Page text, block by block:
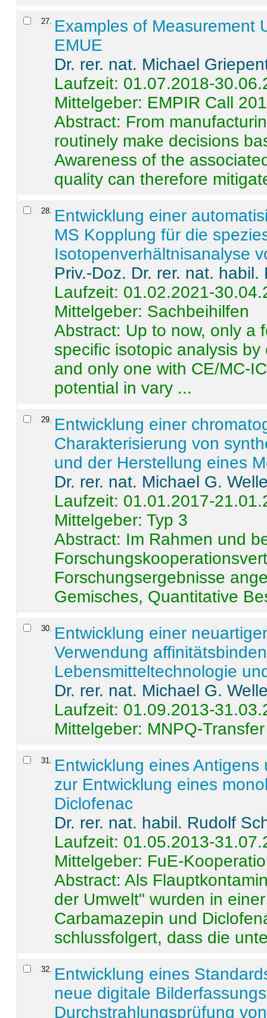
27. Examples of Measurement
EMUE
Dr. rer. nat. Michael
Laufzeit: 01.07.2018-
Mittelgeber: EMPIR Call
Abstract: From
routinely make decisions
Awareness of the
quality can therefore
28. Entwicklung einer
MS Kopplung für die
Isotopenverhältnisanalyse
Priv.-Doz. Dr. rer. nat.
Laufzeit: 01.02.2021-
Mittelgeber: Sachbeihilfen
Abstract: Up to now, only a
specific isotopic analysis
and only one with CE/MC-
potential in vary ...
29. Entwicklung einer
Charakterisierung von
und der Herstellung eines
Dr. rer. nat. Michael G.
Laufzeit: 01.01.2017-
Mittelgeber: Typ 3
Abstract: Im Rahmen und
Forschungsergebnisse
Gemisches, Quantitative
30. Entwicklung einer
Verwendung
Lebensmitteltechnologie
Dr. rer. nat. Michael G.
Laufzeit: 01.09.2013-
Mittelgeber: MNPQ-Transfer
31. Entwicklung eines
zur Entwicklung eines
Diclofenac
Dr. rer. nat. habil. Rudolf
Laufzeit: 01.05.2013-
Mittelgeber: FuE-
Abstract:Als
der Umwelt" wurden in
Carbamazepin und
schlussfolgert, dass die
32. Entwicklung eines
neue digitale
Durchstrahlungsprüfung